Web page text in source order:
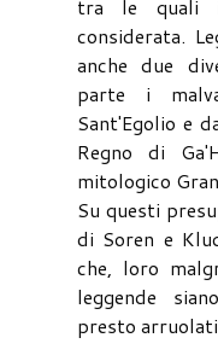
tra le quali
considerata.
anche due
parte i
Sant'Egolio e
Regno di
mitologico
Su questi
di Soren e
che, loro
leggende
presto